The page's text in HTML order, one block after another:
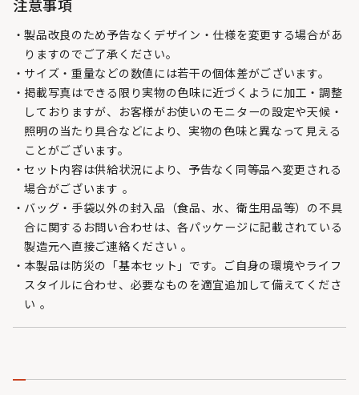
注意事項
製品改良のため予告なくデザイン・仕様を変更する場合があ
りますのでご了承ください。
サイズ・重量などの数値には若干の個体差がございます。
掲載写真はできる限り実物の色味に近づくように加工・調整
しておりますが、お客様がお使いのモニターの設定や天候・
照明の当たり具合などにより、実物の色味と異なって見える
ことがございます。
セット内容は供給状況により、予告なく同等品へ変更される
場合がございます 。
バッグ・手袋以外の封入品（食品、水、衛生用品等）の不具
合に関するお問い合わせは、各パッケージに記載されている
製造元へ直接ご連絡ください 。
本製品は防災の「基本セット」です。ご自身の環境やライフ
スタイルに合わせ、必要なものを適宜追加して備えてくださ
い 。